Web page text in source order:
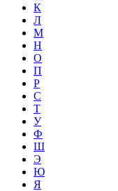
К
Л
М
Н
О
П
Р
С
Т
У
Ф
Ш
Э
Ю
Я